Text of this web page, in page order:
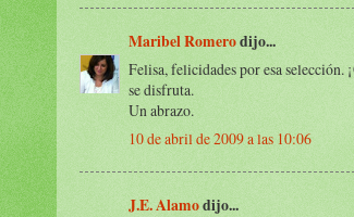
Maribel Romerodijo...
Felisa, felicidades por esa
se disfruta.
Un abrazo.
10 de abril de 2009 a las 10:06
J.E. Alamodijo...